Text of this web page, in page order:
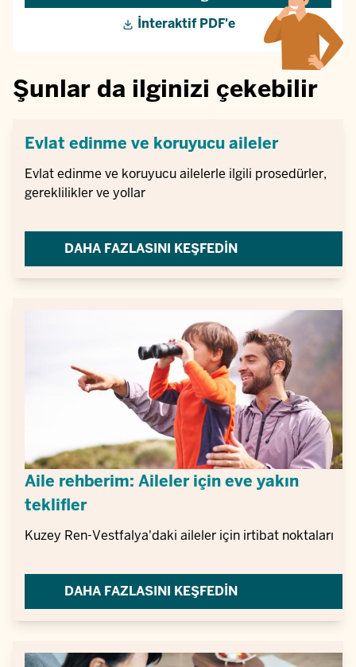
İnteraktif PDF'e
Şunlar da ilginizi çekebilir
Evlat edinme ve koruyucu aileler
Evlat edinme ve koruyucu ailelerle ilgili prosedürler,
gereklilikler ve yollar
DAHA FAZLASINI KEŞFEDIN
Aile rehberim: Aileler için eve yakın
teklifler
Kuzey Ren-Vestfalya'daki aileler için irtibat noktaları
DAHA FAZLASINI KEŞFEDIN